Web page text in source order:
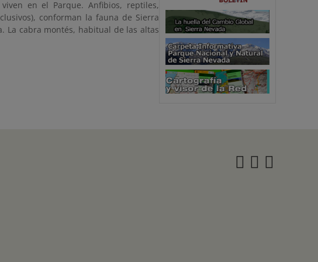
en el Parque. Anfibios, reptiles,
conforman la fauna de Sierra
La cabra montés, habitual de las altas
Twitter